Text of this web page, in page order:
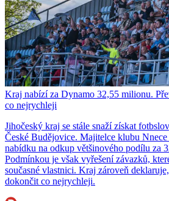
Kraj nabízí za Dynamo 32,55 milionu.
co nejrychleji
Jihočeský kraj se stále snaží získat
České Budějovice. Majitelce klubu
nabídku na odkup většinového podílu za
Podmínkou je však vyřešení závazků,
současné vlastnici. Kraj zároveň
dokončit co nejrychleji.